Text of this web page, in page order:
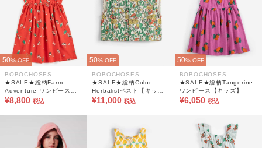
50% OFF
BOBOCHOSES
★SALE★総柄Farm
Adventure ワンピース
【キッズ】
¥8,800 税込
50% OFF
BOBOCHOSES
★SALE★総柄Color
Herbalistベスト【キッ
ズ】
¥11,000 税込
50% OFF
BOBOCHOSES
★SALE★総柄Tangerine
ワンピース【キッズ】
¥6,050 税込